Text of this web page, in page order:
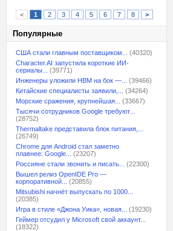
< 1 2 3 4 5 6 7 8 >
Популярные
США стали главным поставщиком...
(40320)
Character.AI запустила короткие ИИ-
сериалы...
(39771)
Инженеры уложили HBM на бок —...
(39466)
Китайские специалисты заявили,...
(34264)
Морские сражения, крупнейшая...
(33667)
Тысячи сотрудников Google требуют...
(28752)
Thermaltake представила блок питания,...
(26749)
Chrome для Android стал заметно
плавнее: Google...
(23207)
Россияне стали звонить и писать...
(22300)
Вышел релиз OpenIDE Pro —
корпоративной...
(20855)
Mitsubishi начнёт выпускать по 1000...
(20385)
Игра в стиле «Джона Уика», новая...
(19230)
Геймер отсудил у Microsoft свой аккаунт...
(18322)